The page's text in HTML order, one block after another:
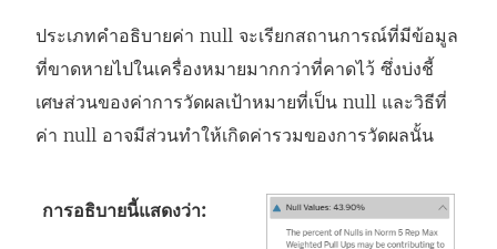
ประเภทคำอธิบายค่า null จะเรียกสถานการณ์ที่มีข้อมูล
ที่ขาดหายไปในเครื่องหมายมากกว่าที่คาดไว้ ซึ่งบ่งชี้
เศษส่วนของค่าการวัดผลเป้าหมายที่เป็น null และวิธีที่
ค่า null อาจมีส่วนทำให้เกิดค่ารวมของการวัดผลนั้น
การอธิบายนี้แสดงว่า: